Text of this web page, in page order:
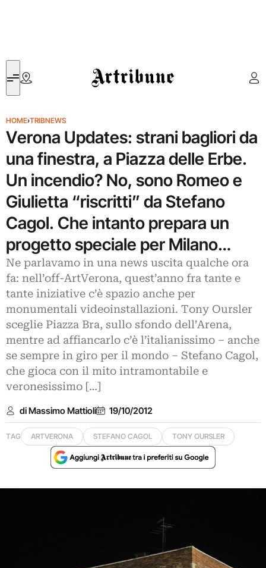
Artribune
HOME›TRIBNEWS
Verona Updates: strani bagliori da
una finestra, a Piazza delle Erbe.
Un incendio? No, sono Romeo e
Giulietta “riscritti” da Stefano
Cagol. Che intanto prepara un
progetto speciale per Milano…
Ne parlavamo in una news uscita qualche ora
fa: nell’off-ArtVerona, quest’anno fra tante e
tante iniziative c’è spazio anche per
monumentali videoinstallazioni. Tony Oursler
sceglie Piazza Bra, sullo sfondo dell’Arena,
mentre ad affiancarlo c’è l’italianissimo – anche
se sempre in giro per il mondo – Stefano Cagol,
che gioca con il mito intramontabile e
veronesissimo […]
di Massimo Mattioli 19/10/2012
TAG ARTVERONA STEFANO CAGOL TONY OURSLER